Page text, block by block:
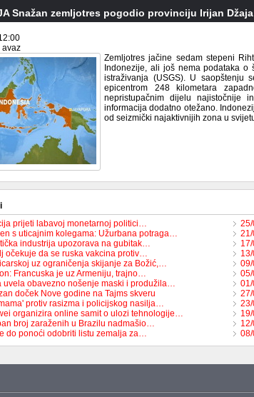
Snažan zemljotres pogodio provinciju Irijan Džaja
avaz
Zemljotres jačine sedam stepeni
Indonezije, ali još nema podataka
istraživanja (USGS). U
epicentrom 248 kilometara
nepristupačnim dijelu najistočnije
informacija dodatno otežano.
od seizmički najaktivnijih zona u
prijeti labavoj monetarnoj politici…
s uticajnim kolegama: Užurbana potraga…
industrija upozorava na gubitak…
očekuje da se ruska vakcina protiv…
uz ograničenja skijanje za Božić,…
Francuska je uz Armeniju, trajno…
uvela obavezno nošenje maski i produžila…
doček Nove godine na Tajms skveru
protiv rasizma i policijskog nasilja…
organizira online samit o ulozi tehnologije…
broj zaraženih u Brazilu nadmašio…
do ponoći odobriti listu zemalja za…